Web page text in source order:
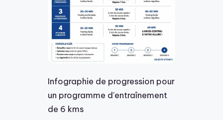
Infographie de progression pour
un programme d'entraînement
de 6 kms